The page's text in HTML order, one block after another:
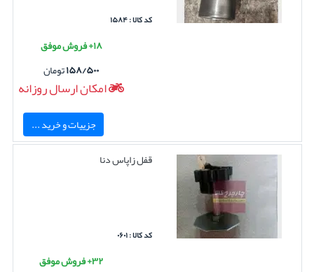
کد کالا : ۱۵۸۴
۱۸+ فروش موفق
۱۵۸/۵۰۰تومان
امکان ارسال روزانه
جزییات و خرید ...
قفل زاپاس دنا
کد کالا : ۰۶۰۱
۳۲+ فروش موفق